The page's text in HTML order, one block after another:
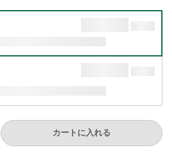
カートに入れる